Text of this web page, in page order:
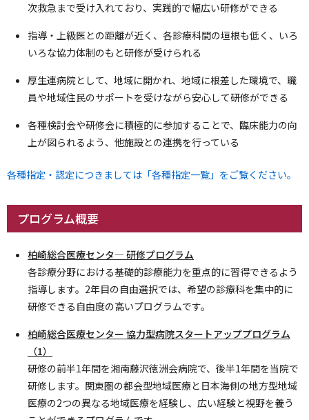
次救急まで受け入れており、実践的で幅広い研修ができる
指導・上級医との距離が近く、各診療科間の垣根も低く、いろ
いろな協力体制のもと研修が受けられる
厚生連病院として、地域に開かれ、地域に根差した環境で、職
員や地域住民のサポートを受けながら安心して研修ができる
各種検討会や研修会に積極的に参加することで、臨床能力の向
上が図られるよう、他施設との連携を行っている
各種指定・認定につきましては「各種指定一覧」をご覧ください。
プログラム概要
柏崎総合医療センタ― 研修プログラム
各診療分野における基礎的診療能力を重点的に習得できるよう
指導します。2年目の自由選択では、希望の診療科を集中的に
研修できる自由度の高いプログラムです。
柏崎総合医療センター 協力型病院スタートアッププログラム
（1）
研修の前半1年間を湘南藤沢徳洲会病院で、後半1年間を当院で
研修します。関東圏の都会型地域医療と日本海側の地方型地域
医療の2つの異なる地域医療を経験し、広い経験と視野を養う